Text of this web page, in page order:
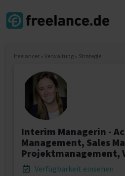
freelancer » Verwaltung » Strategie
Interim Managerin -
Management, Sales
Projektmanagement,
Verfügbarkeit einsehen